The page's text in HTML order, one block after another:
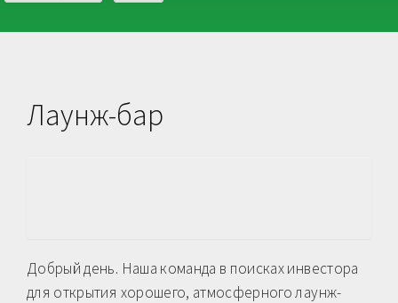
Лаунж-бар
Добрый день. Наша команда в поисках инвестора
для открытия хорошего, атмосферного лаунж-